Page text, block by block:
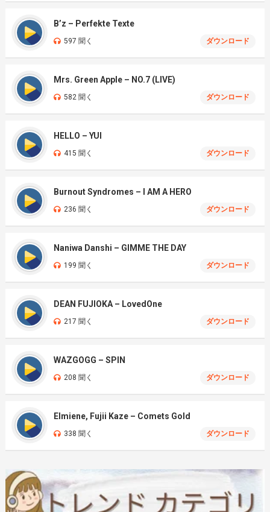
B’z – Perfekte Texte
597 聞く ダウンロード
Mrs. Green Apple – NO.7 (LIVE)
582 聞く ダウンロード
HELLO – YUI
415 聞く ダウンロード
Burnout Syndromes – I AM A HERO
236 聞く ダウンロード
Naniwa Danshi – GIMME THE DAY
199 聞く ダウンロード
DEAN FUJIOKA – LovedOne
217 聞く ダウンロード
WAZGOGG – SPIN
208 聞く ダウンロード
Elmiene, Fujii Kaze – Comets Gold
338 聞く ダウンロード